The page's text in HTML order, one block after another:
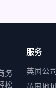
务
松
服务
英国公